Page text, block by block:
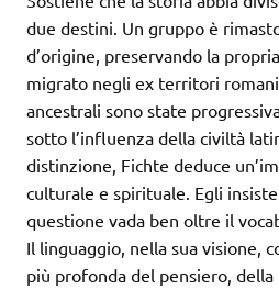
due destini. Un gruppo è
d’origine, preservando la
migrato negli ex territori
ancestrali sono state
sotto l’influenza della civiltà
distinzione, Fichte deduce
culturale e spirituale. Egli
questione vada ben oltre il
Il linguaggio, nella sua visione,
più profonda del pensiero,